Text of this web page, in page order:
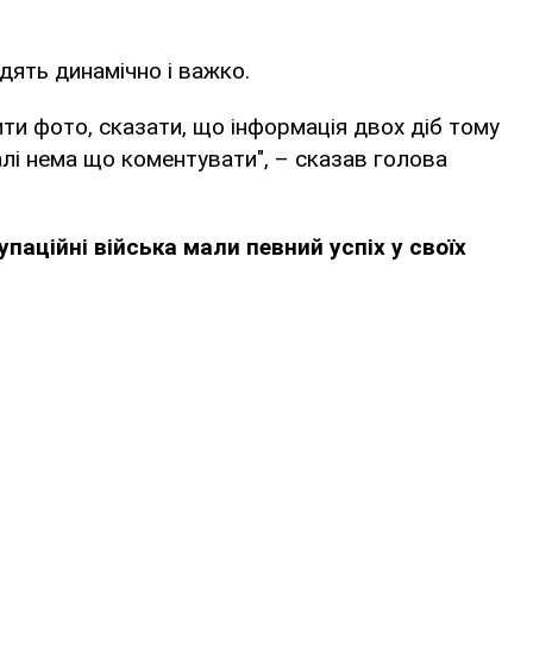
динамічно і важко.
фото, сказати, що інформація двох діб тому
нема що коментувати", – сказав голова
війська мали певний успіх у своїх